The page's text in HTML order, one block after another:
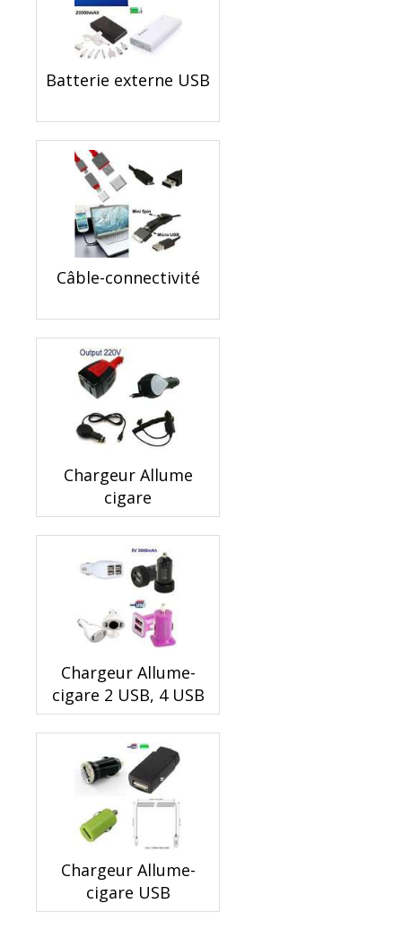
Batterie externe USB
Câble-connectivité
Chargeur Allume
cigare
Chargeur Allume-
cigare 2 USB, 4 USB
Chargeur Allume-
cigare USB